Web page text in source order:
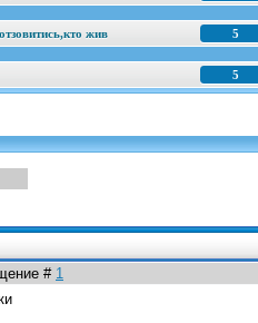
5
жив
5
# 1